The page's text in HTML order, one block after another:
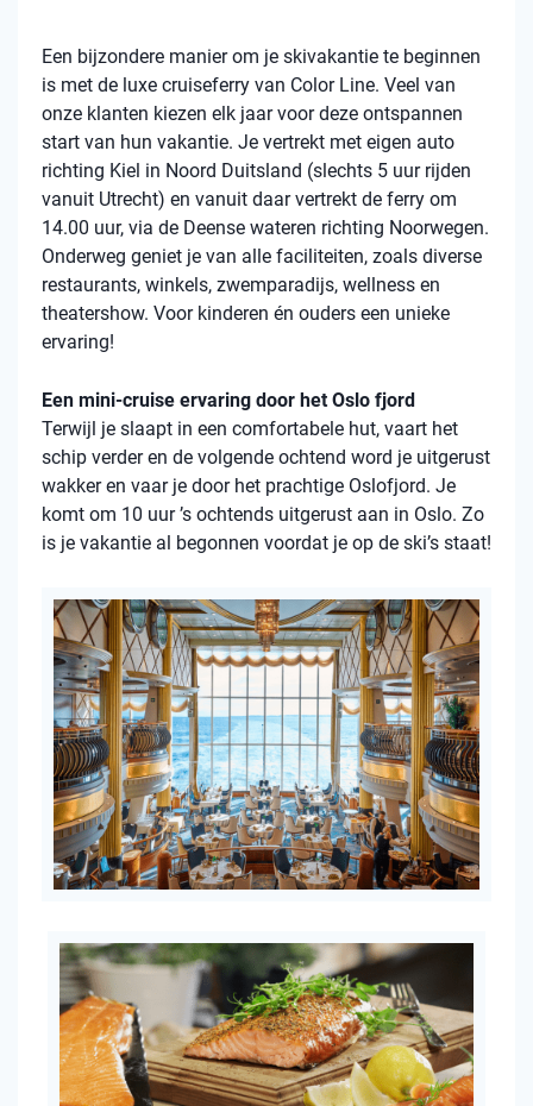
Een bijzondere manier om je skivakantie te beginnen
is met de luxe cruiseferry van Color Line. Veel van
onze klanten kiezen elk jaar voor deze ontspannen
start van hun vakantie. Je vertrekt met eigen auto
richting Kiel in Noord Duitsland (slechts 5 uur rijden
vanuit Utrecht) en vanuit daar vertrekt de ferry om
14.00 uur, via de Deense wateren richting Noorwegen.
Onderweg geniet je van alle faciliteiten, zoals diverse
restaurants, winkels, zwemparadijs, wellness en
theatershow. Voor kinderen én ouders een unieke
ervaring!
Een mini-cruise ervaring door het Oslo fjord
Terwijl je slaapt in een comfortabele hut, vaart het
schip verder en de volgende ochtend word je uitgerust
wakker en vaar je door het prachtige Oslofjord. Je
komt om 10 uur ’s ochtends uitgerust aan in Oslo. Zo
is je vakantie al begonnen voordat je op de ski’s staat!